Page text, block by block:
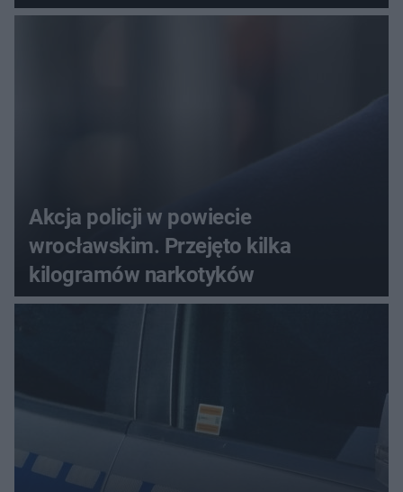
menu
Akcja policji w powiecie
wrocławskim. Przejęto kilka
kilogramów narkotyków